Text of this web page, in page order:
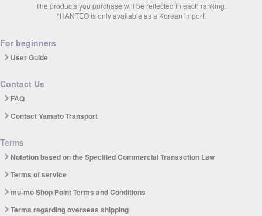
The products you purchase will be reflected in each ranking.
*HANTEO is only available as a Korean import.
For beginners
User Guide
Contact Us
FAQ
Contact Yamato Transport
Terms
Notation based on the Specified Commercial Transaction Law
Terms of service
mu-mo Shop Point Terms and Conditions
Terms regarding overseas shipping